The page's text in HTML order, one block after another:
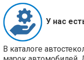
У нас
В каталоге